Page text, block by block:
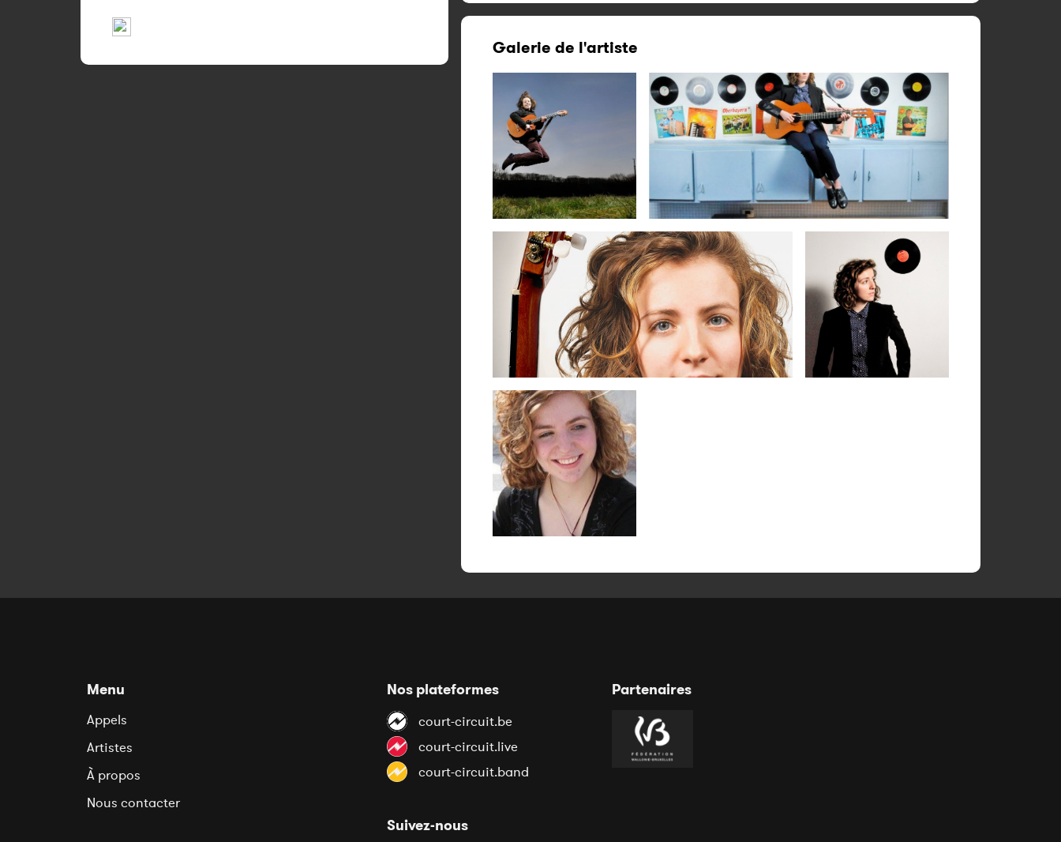
Galerie de l'artiste
Menu
Appels
Artistes
À propos
Nous contacter
Nos plateformes
court-circuit.be
court-circuit.live
court-circuit.band
Suivez-nous
Partenaires